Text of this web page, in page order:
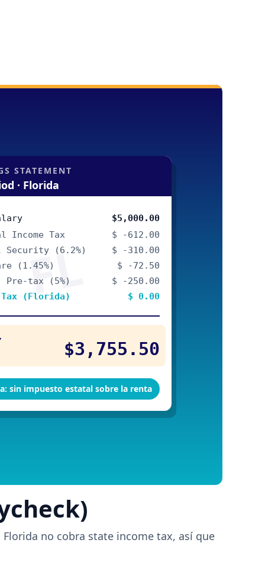
no cobra state income tax, así que